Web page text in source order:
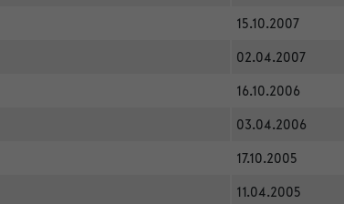
15.10.2007
02.04.2007
16.10.2006
03.04.2006
17.10.2005
11.04.2005